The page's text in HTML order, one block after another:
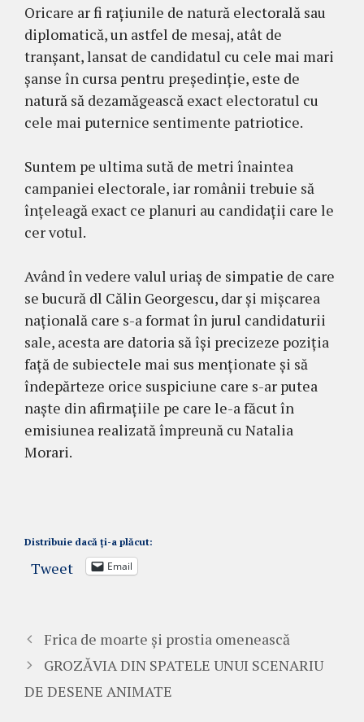
Oricare ar fi rațiunile de natură electorală sau
diplomatică, un astfel de mesaj, atât de
tranșant, lansat de candidatul cu cele mai mari
șanse în cursa pentru președinție, este de
natură să dezamăgească exact electoratul cu
cele mai puternice sentimente patriotice.
Suntem pe ultima sută de metri înaintea
campaniei electorale, iar românii trebuie să
înțeleagă exact ce planuri au candidații care le
cer votul.
Având în vedere valul uriaș de simpatie de care
se bucură dl Călin Georgescu, dar și mișcarea
națională care s-a format în jurul candidaturii
sale, acesta are datoria să își precizeze poziția
față de subiectele mai sus menționate și să
îndepărteze orice suspiciune care s-ar putea
naște din afirmațiile pe care le-a făcut în
emisiunea realizată împreună cu Natalia
Morari.
Distribuie dacă ți-a plăcut:
Tweet Email
Frica de moarte și prostia omenească
GROZĂVIA DIN SPATELE UNUI SCENARIU
DE DESENE ANIMATE